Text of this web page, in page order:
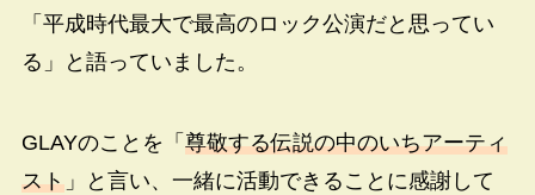
「平成時代最大で最高のロック公演だと思ってい
る」と語っていました。
GLAYのことを「 尊敬する伝説の中のいちアーティ
スト」と言い、一緒に活動できることに感謝して